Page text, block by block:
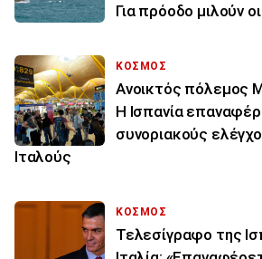
Για πρόοδο μιλούν
ΚΟΣΜΟΣ
Ανοικτός πόλεμος
Η Ισπανία
συνοριακούς
Ιταλούς
ΚΟΣΜΟΣ
Τελεσίγραφο της